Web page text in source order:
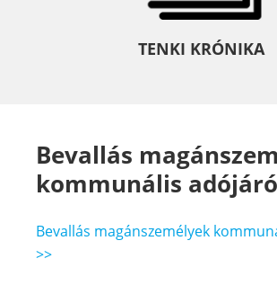
TENKI KRÓNIKA
Bevallás
kommunális
Bevallás magánszemélyek
>>